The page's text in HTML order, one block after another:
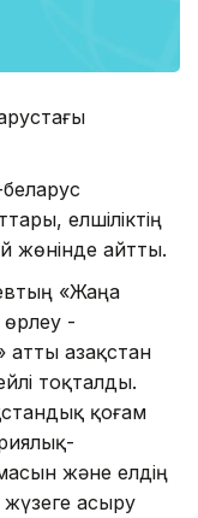
елшіліктің
жөнінде айтты.
«Жаңа
-
атты Қазақстан
тоқталды.
қоғам
және елдің
жүзеге асыру